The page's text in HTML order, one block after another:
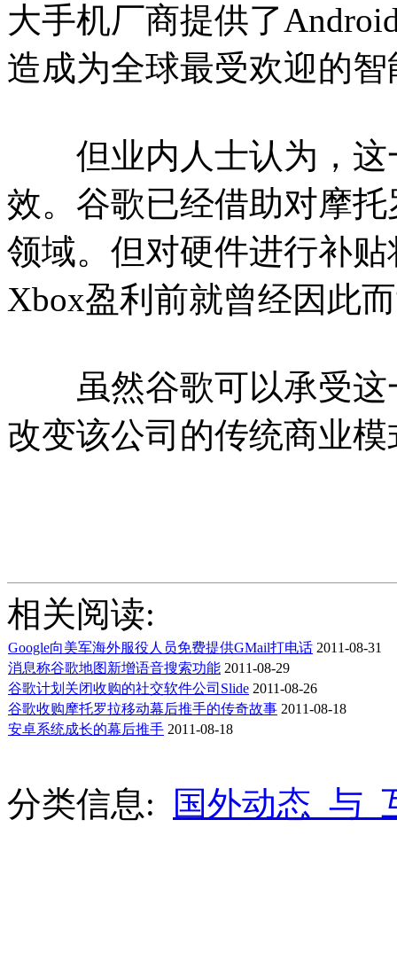
大手机厂商提供了
造成为全球最受欢迎的
但业内人士认为，这
效。谷歌已经借助对摩
领域。但对硬件进行补
Xbox盈利前就曾经因此
虽然谷歌可以承受这
改变该公司的传统商业模
相关阅读:
Google向美军海外服役人员免费提供GMail打电话 2011-08-31
消息称谷歌地图新增语音搜索功能 2011-08-29
谷歌计划关闭收购的社交软件公司Slide 2011-08-26
谷歌收购摩托罗拉移动幕后推手的传奇故事 2011-08-18
安卓系统成长的幕后推手 2011-08-18
分类信息: 国外动态_与_